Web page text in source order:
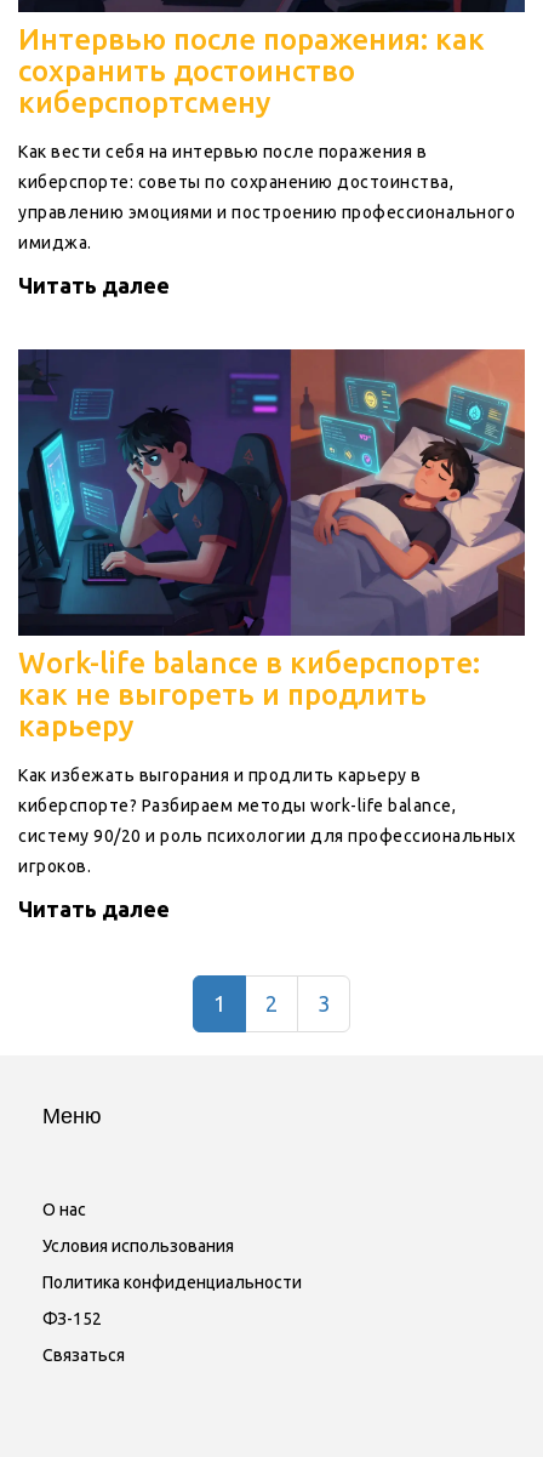
Интервью после поражения: как
сохранить достоинство
киберспортсмену
Как вести себя на интервью после поражения в
киберспорте: советы по сохранению достоинства,
управлению эмоциями и построению профессионального
имиджа.
Читать далее
Work-life balance в киберспорте:
как не выгореть и продлить
карьеру
Как избежать выгорания и продлить карьеру в
киберспорте? Разбираем методы work-life balance,
систему 90/20 и роль психологии для профессиональных
игроков.
Читать далее
1 2 3
Меню
О нас
Условия использования
Политика конфиденциальности
ФЗ-152
Связаться